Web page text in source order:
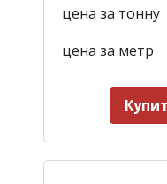
цена за тонну
цена за метр